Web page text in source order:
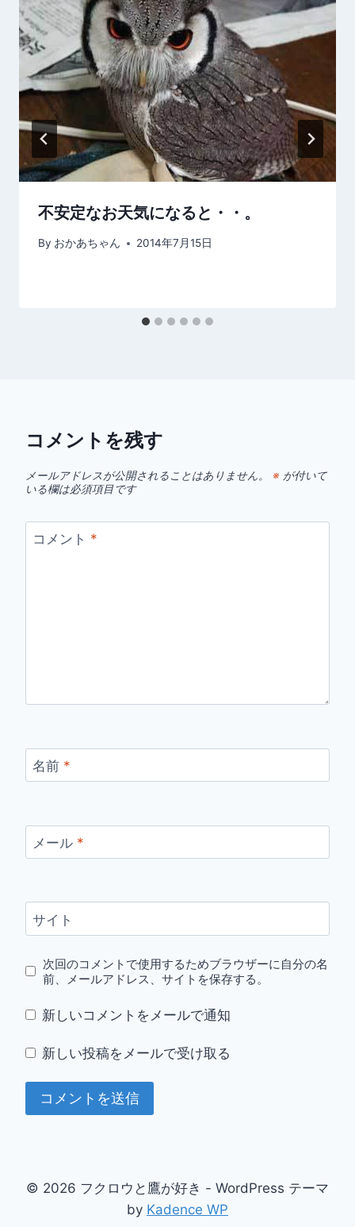
ョ
ン
不安定なお天気になると・・。
By おかあちゃん 2014年7月15日
コメントを残す
メールアドレスが公開されることはありません。 ※ が付いて
いる欄は必須項目です
コメント *
名前 *
メール *
サイト
次回のコメントで使用するためブラウザーに自分の名
前、メールアドレス、サイトを保存する。
新しいコメントをメールで通知
新しい投稿をメールで受け取る
© 2026 フクロウと鷹が好き - WordPress テーマ
by Kadence WP